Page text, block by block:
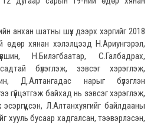
анхан шатны шүүх дээрх хэргийг 2018
хянан хэлэлцээд Н.Ариунгэрэл,
Н.Билэгбаатар, С.Галбадрах,
бүлэглэж, зэвсэг хэрэглэж,
Д.Алтангадас нарыг бүлэглэн
гүйцэтгэж байхад нь зэвсэг хэрэглэж,
Л.Алтанхуягийг байлдааны
хууль бусаар хадгалсан, тээвэрлэсэн,